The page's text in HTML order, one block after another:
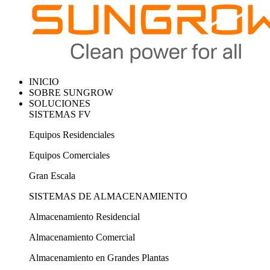
INICIO
SOBRE SUNGROW
SOLUCIONES
SISTEMAS FV
Equipos Residenciales
Equipos Comerciales
Gran Escala
SISTEMAS DE ALMACENAMIENTO
Almacenamiento Residencial
Almacenamiento Comercial
Almacenamiento en Grandes Plantas